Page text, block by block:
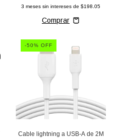
3 meses sin intereses de $198.05
-50% OFF
Cable lightning a USB-A de 2M